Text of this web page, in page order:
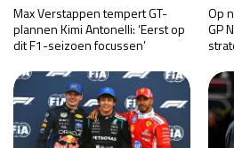
Max Verstappen tempert GT-
plannen Kimi Antonelli: ‘Eerst op
dit F1-seizoen focussen’
Op
GP